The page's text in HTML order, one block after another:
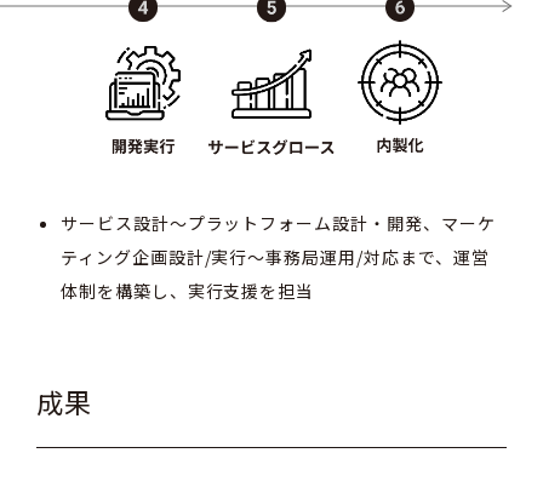
サービス設計​〜プラットフォーム設計・開発、マーケ
ティング企画設計/​実行〜事務局運用/対応まで、運営
体制を構築し、実行支援を担当
成果